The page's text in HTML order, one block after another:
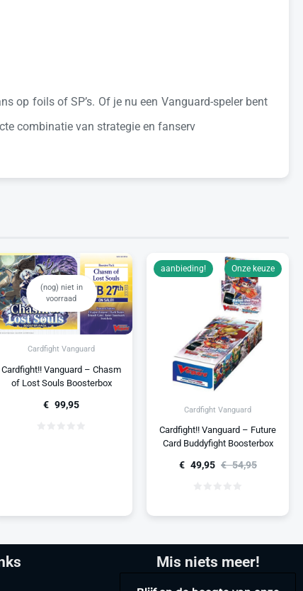
op foils of SP’s. Of je nu een Vanguard-speler bent
combinatie van strategie en fanserv
(nog) niet in
voorraad
Cardfight Vanguard
Cardfight!! Vanguard – Chasm
of Lost Souls Boosterbox
€ 99,95 Cardfight Vanguard
Cardfight!! Vanguard – Future
Card Buddyfight Boosterbox
€ 54,95
€ 49,95
aanbieding! Onze keuze
Mis niets meer!